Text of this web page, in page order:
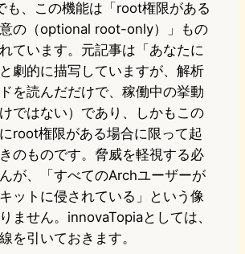
も、この機能は「root権限がある
の（optional root-only）」もの
ています。元記事は「あなたに
劇的に描写していますが、解析
を読んだだけで、稼働中の挙動
ではない）であり、しかもこの
root権限がある場合に限って起
のものです。脅威を軽視する必
が、「すべてのArchユーザーが
ットに侵されている」という像
ません。innovaTopiaとしては、
を引いておきます。